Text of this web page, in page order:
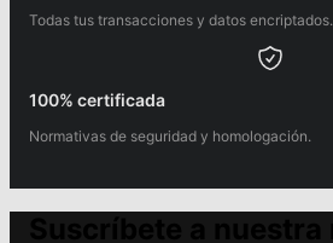
Todas tus transacciones y datos encriptados.
100% certificada
Normativas de seguridad y homologación.